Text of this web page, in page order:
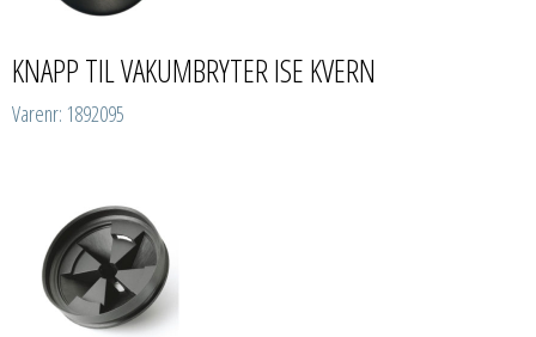
KNAPP TIL VAKUMBRYTER ISE KVERN
Varenr: 1892095